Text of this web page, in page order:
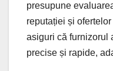
presupune
reputației și
asiguri că furnizorul
precise și rapide,